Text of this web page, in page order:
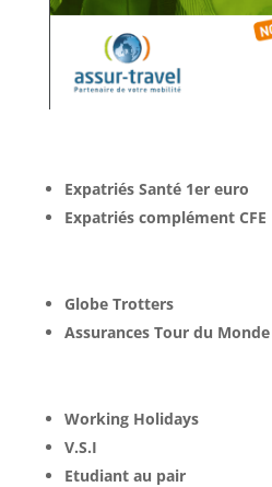
Expatriés Santé 1er euro
Expatriés complément CFE
Globe Trotters
Assurances Tour du Monde
Working Holidays
V.S.I
Etudiant au pair